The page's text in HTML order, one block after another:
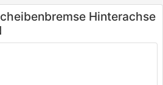
Hinterachse